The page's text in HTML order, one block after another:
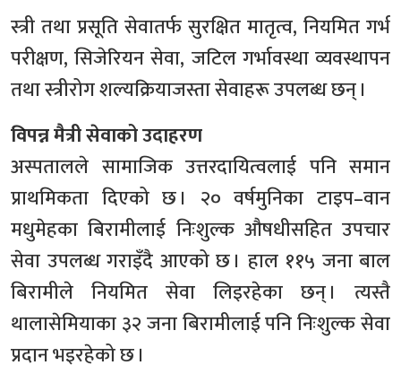
स्त्री तथा प्रसूति सेवातर्फ सुरक्षित मातृत्व, नियमित गर्भ
परीक्षण, सिजेरियन सेवा, जटिल गर्भावस्था व्यवस्थापन
तथा स्त्रीरोग शल्यक्रियाजस्ता सेवाहरू उपलब्ध छन् ।
विपन्न मैत्री सेवाको उदाहरण
अस्पतालले सामाजिक उत्तरदायित्वलाई पनि समान
प्राथमिकता दिएको छ । २० वर्षमुनिका टाइप–वान
मधुमेहका बिरामीलाई निःशुल्क औषधीसहित उपचार
सेवा उपलब्ध गराइँदै आएको छ । हाल ११५ जना बाल
बिरामीले नियमित सेवा लिइरहेका छन् । त्यस्तै
थालासेमियाका ३२ जना बिरामीलाई पनि निःशुल्क सेवा
प्रदान भइरहेको छ ।